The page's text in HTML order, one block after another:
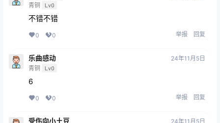
青铜 Lv0
不错不错
0 0 举报 回复
乐曲感动
青铜 Lv0
24年11月5日
6
0 0 举报 回复
受伤向小土豆 24年11月5日